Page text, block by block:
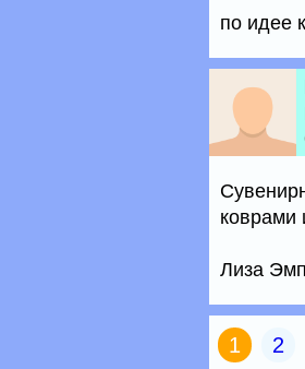
по идее
коврами
Лиза
1 2